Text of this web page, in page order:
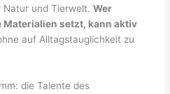
Natur und Tierwelt.Wer
setzt, kann aktiv
auf Alltagstauglichkeit zu
die Talente des